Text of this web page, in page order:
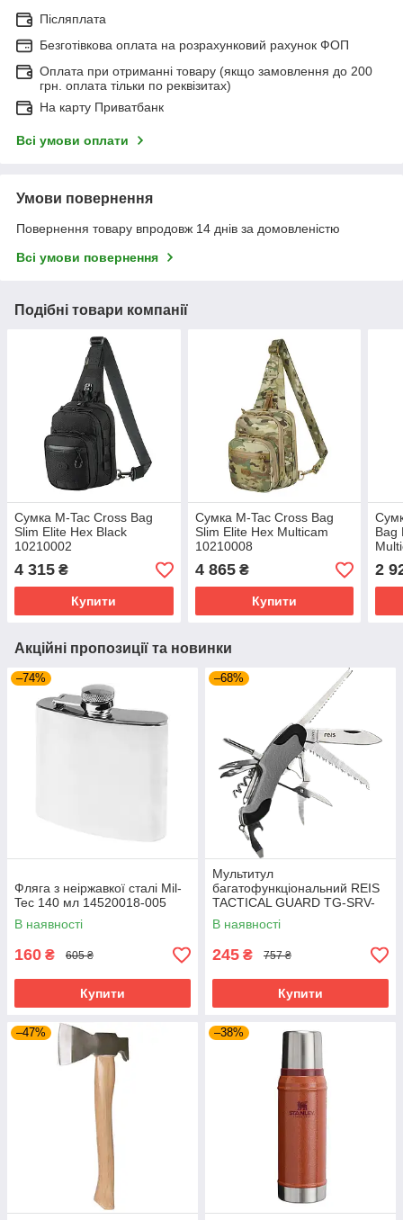
Післяплата
Безготівкова оплата на розрахунковий рахунок ФОП
Оплата при отриманні товару (якщо замовлення до 200
грн. оплата тільки по реквізитах)
На карту Приватбанк
Всі умови оплати
Умови повернення
Повернення товару впродовж 14 днів за домовленістю
Всі умови повернення
Подібні товари компанії
Сумка M-Tac Cross Bag
Slim Elite Hex Black
10210002
4 315 ₴
Купити
Сумка M-Tac Cross Bag
Slim Elite Hex Multicam
10210008
4 865₴
Купити
Bag
2
Акційні пропозиції та новинки
–74%
Фляга з неіржавкої сталі Mil-
Tec 140 мл 14520018-005
В наявності
160 ₴ 605 ₴
Купити
–68%
Мультитул
багатофункціональний REIS
TACTICAL GUARD TG-SRV-
MFKP-R SB сіро-чорний
В наявності
245 ₴ 757 ₴
Купити
–47% –38%